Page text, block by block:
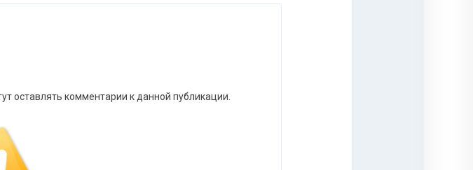
оставлять комментарии к данной публикации.